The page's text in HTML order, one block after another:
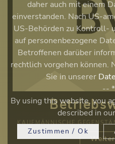
KAUFMÄNNISCHE
daher auch mit einem
einverstanden. Nach US-
US-Behörden zu Kontroll-
auf personenbezogene
Betroffenen darüber
rechtlich vorgehen können.
Sie in unserer
--
By using this website, you
described in our
Zustimmen / Ok